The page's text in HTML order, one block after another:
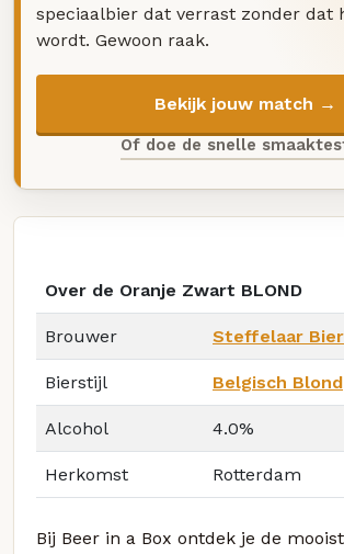
speciaalbier dat verrast zonder dat
wordt. Gewoon raak.
Bekijk jouw match →
Of doe de snelle
Over de Oranje Zwart BLOND
Brouwer Steffelaar Bier
Bierstijl Belgisch Blond
Alcohol 4.0%
Herkomst Rotterdam
Bij Beer in a Box ontdek je de